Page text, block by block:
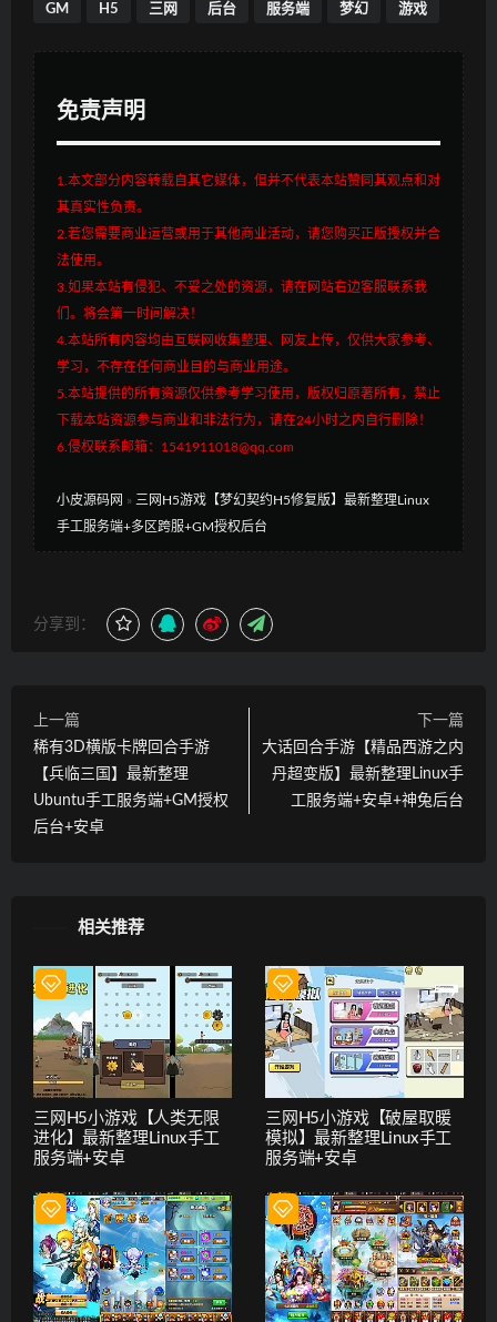
GM H5 三网 后台 服务端 梦幻 游戏
免责声明
1.本文部分内容转载自其它媒体，但并不代表本站赞同其观点和对
其真实性负责。
2.若您需要商业运营或用于其他商业活动，请您购买正版授权并合
法使用。
3.如果本站有侵犯、不妥之处的资源，请在网站右边客服联系我
们。将会第一时间解决！
4.本站所有内容均由互联网收集整理、网友上传，仅供大家参考、
学习，不存在任何商业目的与商业用途。
5.本站提供的所有资源仅供参考学习使用，版权归原著所有，禁止
下载本站资源参与商业和非法行为，请在24小时之内自行删除！
6.侵权联系邮箱：1541911018@qq.com
小皮源码网 » 三网H5游戏【梦幻契约H5修复版】最新整理Linux
手工服务端+多区跨服+GM授权后台
分享到：
上一篇
稀有3D横版卡牌回合手游
【兵临三国】最新整理
Ubuntu手工服务端+GM授权
后台+安卓
下一篇
大话回合手游【精品西游之内
丹超变版】最新整理Linux手
工服务端+安卓+神兔后台
相关推荐
三网H5小游戏【人类无限
进化】最新整理Linux手工
服务端+安卓
三网H5小游戏【破屋取暖
模拟】最新整理Linux手工
服务端+安卓